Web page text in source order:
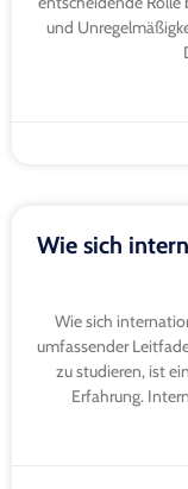
und
Wie sich
Wie sich
umfassender
zu studieren, ist
Erfahrung.